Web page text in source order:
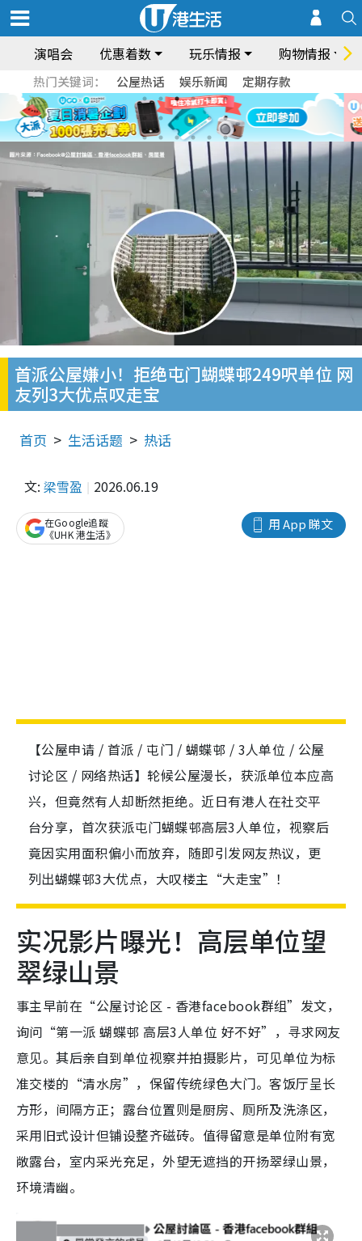
演唱会 优惠着数 玩乐情报 购物情报
热门关键词： 公屋热话 娱乐新闻 定期存款
首派公屋嫌小！拒绝屯门蝴蝶邨249呎单位 网
友列3大优点叹走宝
首页 生活话题 热话
文: 梁雪盈 2026.06.19
用 App 睇文
在Google追蹤
《UHK 港生活》
【公屋申请 / 首派 / 屯门 / 蝴蝶邨 / 3人单位 / 公屋
讨论区 / 网络热话】轮候公屋漫长，获派单位本应高
兴，但竟然有人却断然拒绝。近日有港人在社交平
台分享，首次获派屯门蝴蝶邨高层3人单位，视察后
竟因实用面积偏小而放弃，随即引发网友热议，更
列出蝴蝶邨3大优点，大叹楼主“大走宝”！
实况影片曝光！高层单位望
翠绿山景
事主早前在“公屋讨论区 - 香港facebook群组”发文，
询问“第一派 蝴蝶邨 高层3人单位 好不好”，寻求网友
意见。其后亲自到单位视察并拍摄影片，可见单位为标
准交楼的“清水房”，保留传统绿色大门。客饭厅呈长
方形，间隔方正；露台位置则是厨房、厕所及洗涤区，
采用旧式设计但铺设整齐磁砖。值得留意是单位附有宽
敞露台，室内采光充足，外望无遮挡的开扬翠绿山景，
环境清幽。